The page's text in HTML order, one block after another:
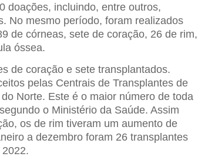
doações, incluindo, entre outros,
No mesmo período, foram realizados
de córneas, sete de coração, 26 de rim,
óssea.
de coração e sete transplantados.
pelas Centrais de Transplantes de
Norte. Este é o maior número de toda
o Ministério da Saúde. Assim
os de rim tiveram um aumento de
a dezembro foram 26 transplantes